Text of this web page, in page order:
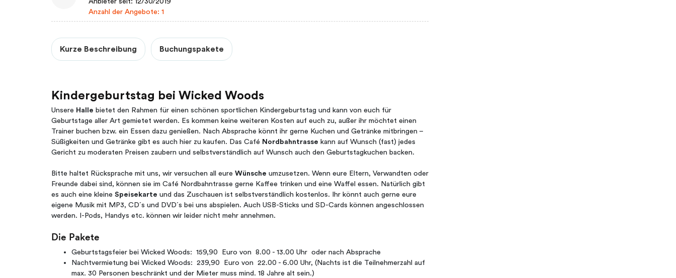
Anzahl der Angebote: 1
Kurze Beschreibung Buchungspakete
Kindergeburtstag bei Wicked Woods
Unsere Halle bietet den Rahmen für einen schönen sportlichen Kindergeburtstag und kann von euch für
Geburtstage aller Art gemietet werden. Es kommen keine weiteren Kosten auf euch zu, außer ihr möchtet einen
Trainer buchen bzw. ein Essen dazu genießen. Nach Absprache könnt ihr gerne Kuchen und Getränke mitbringen –
Süßigkeiten und Getränke gibt es auch hier zu kaufen. Das Café Nordbahntrasse kann auf Wunsch (fast) jedes
Gericht zu moderaten Preisen zaubern und selbstverständlich auf Wunsch auch den Geburtstagkuchen backen.
Bitte haltet Rücksprache mit uns, wir versuchen all eure Wünsche umzusetzen. Wenn eure Eltern, Verwandten oder
Freunde dabei sind, können sie im Café Nordbahntrasse gerne Kaffee trinken und eine Waffel essen. Natürlich gibt
es auch eine kleine Speisekarte und das Zuschauen ist selbstverständlich kostenlos. Ihr könnt auch gerne eure
eigene Musik mit MP3, CD´s und DVD´s bei uns abspielen. Auch USB-Sticks und SD-Cards können angeschlossen
werden. I-Pods, Handys etc. können wir leider nicht mehr annehmen.
Die Pakete
Geburtstagsfeier bei Wicked Woods: 159,90 Euro von 8.00 - 13.00 Uhr oder nach Absprache
Nachtvermietung bei Wicked Woods: 239,90 Euro von 22.00 - 6.00 Uhr, (Nachts ist die Teilnehmerzahl auf
max. 30 Personen beschränkt und der Mieter muss mind. 18 Jahre alt sein.)